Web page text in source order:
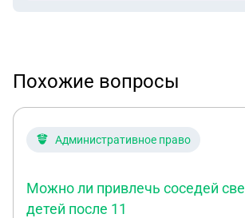
Похожие вопросы
Административное право
Можно ли привлечь соседей
детей после 11